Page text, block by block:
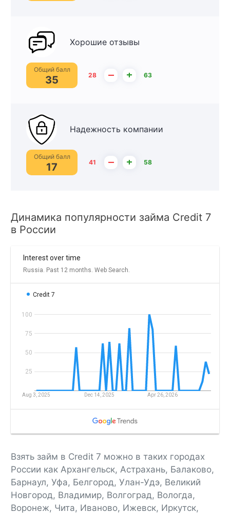
Хорошие отзывы
Общий балл
35 28 – + 63
Надежность компании
Общий балл
17 41 – + 58
Динамика популярности займа Credit 7
в России
Взять займ в Credit 7 можно в таких городах
России как Архангельск, Астрахань, Балаково,
Барнаул, Уфа, Белгород, Улан-Удэ, Великий
Новгород, Владимир, Волгоград, Вологда,
Воронеж, Чита, Иваново, Ижевск, Иркутск,